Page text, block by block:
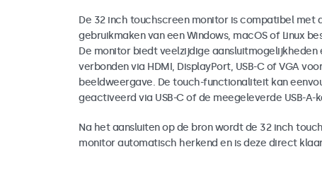
De 32 inch touchscreen monitor is compatibel met
gebruikmaken van een Windows, macOS of Linux
De monitor biedt veelzijdige aansluitmogelijkheden
verbonden via HDMI, DisplayPort, USB-C of VGA voor
beeldweergave. De touch-functionaliteit kan
geactiveerd via USB-C of de meegeleverde USB-A-
Na het aansluiten op de bron wordt de 32 inch
monitor automatisch herkend en is deze direct